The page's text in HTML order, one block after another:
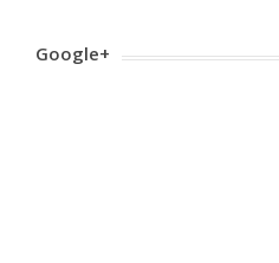
Google+